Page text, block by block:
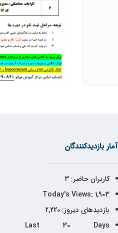
آمار بازدیدکنندگان
کاربران حاضر:3
Today's Views: 1,903
بازدیدهای دیروز:2,220
Last 30 Days